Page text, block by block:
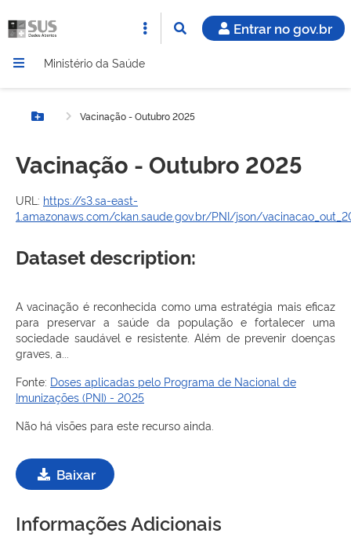
Entrar no gov.br
Ministério da Saúde
Botão MenuVacinação - Outubro 2025
Vacinação - Outubro 2025
URL: https://s3.sa-east-
1.amazonaws.com/ckan.saude.gov.br/PNI/json/
Dataset description:
A vacinação é reconhecida como uma estratégia mais eficaz
para preservar a saúde da população e fortalecer uma
sociedade saudável e resistente. Além de prevenir doenças
graves, a...
Fonte: Doses aplicadas pelo Programa de Nacional de
Imunizações (PNI) - 2025
Não há visões para este recurso ainda.
Baixar
Informações Adicionais